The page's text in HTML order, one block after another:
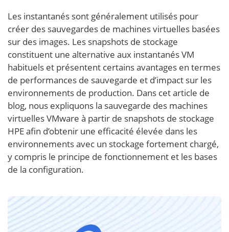
Les instantanés sont généralement utilisés pour
créer des sauvegardes de machines virtuelles basées
sur des images. Les snapshots de stockage
constituent une alternative aux instantanés VM
habituels et présentent certains avantages en termes
de performances de sauvegarde et d’impact sur les
environnements de production. Dans cet article de
blog, nous expliquons la sauvegarde des machines
virtuelles VMware à partir de snapshots de stockage
HPE afin d’obtenir une efficacité élevée dans les
environnements avec un stockage fortement chargé,
y compris le principe de fonctionnement et les bases
de la configuration.